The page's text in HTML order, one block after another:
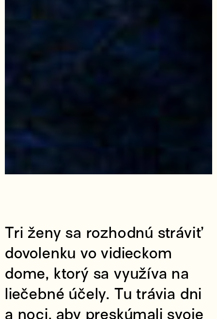
Tri ženy sa rozhodnú stráviť
dovolenku vo vidieckom
dome, ktorý sa využíva na
liečebné účely. Tu trávia dni
a noci, aby preskúmali svoje